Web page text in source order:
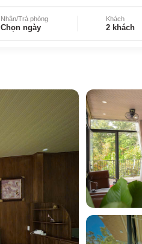
Nhận/Trả phòng
Chọn ngày
Khách
2 khách